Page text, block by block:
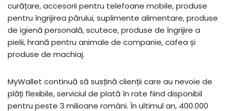
curățare, accesorii pentru telefoane mobile, produse
pentru îngrijirea părului, suplimente alimentare, produse
de igienă personală, scutece, produse de îngrijire a
pielii, hrană pentru animale de companie, cafea și
produse de machiaj.
MyWallet continuă să susțină clienții care au nevoie de
plăți flexibile, serviciul de plată în rate fiind disponibil
pentru peste 3 milioane români. În ultimul an, 400.000